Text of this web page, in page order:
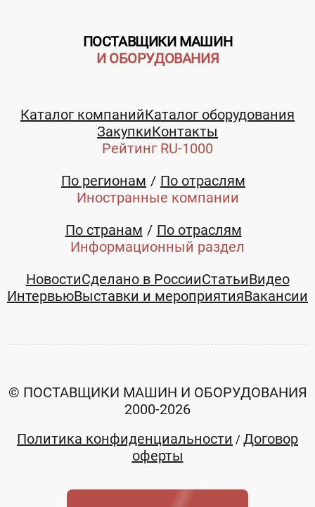
+7 (495) 5855594
Инжиниринг,
Московская
+7 (495)
5855594
Торакс
Инжиниринг,
Московская
область
+7 (495)
5855594
Системы
Домофоны
ПОСТАВЩИКИ МАШИН
И ОБОРУДОВАНИЯ
Каталог компанийКаталог оборудования
ЗакупкиКонтакты
Рейтинг RU-1000
По регионам
По отраслям
Иностранные компании
По странам
По отраслям
Информационный раздел
НовостиСделано в РоссииСтатьиВидео
ИнтервьюВыставки и мероприятияВакансии
© ПОСТАВЩИКИ МАШИН И ОБОРУДОВАНИЯ
2000-2026
Политика конфиденциальности / Договор
оферты